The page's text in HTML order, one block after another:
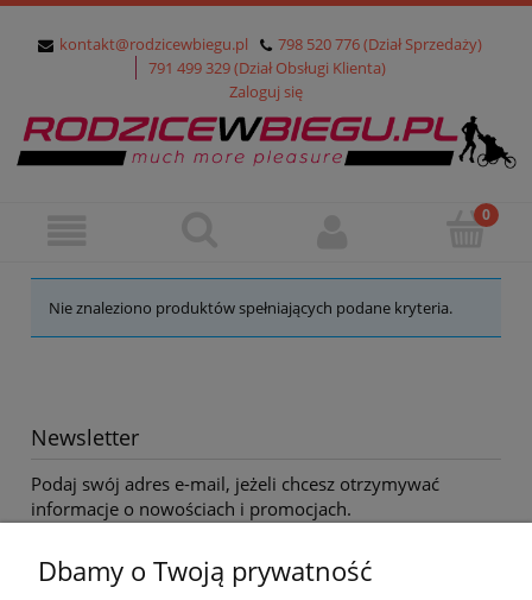
kontakt@rodzicewbiegu.pl
798 520 776 (Dział Sprzedaży)
791 499 329 (Dział Obsługi Klienta)
Zaloguj się
Nie znaleziono produktów spełniających podane kryteria.
Newsletter
Podaj swój adres e-mail, jeżeli chcesz otrzymywać
informacje o nowościach i promocjach.
Dbamy o Twoją prywatność